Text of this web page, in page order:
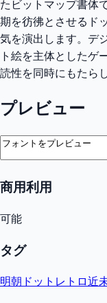
たビットマップ書体
期を彷彿とさせるド
気を演出します。デ
ト絵を主体としたゲ
読性を同時にもたら
プレビュー
商用利用
可能
タグ
明朝 ドット レトロ近